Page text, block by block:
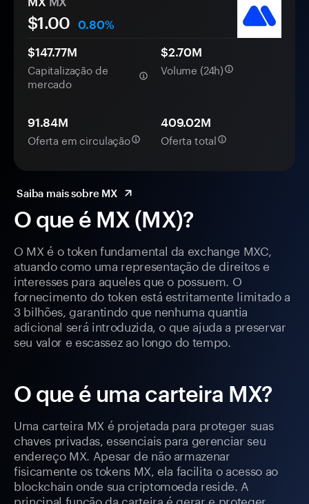
O que é MX (MX)?
O MX é o token fundamental da exchange MXC,
atuando como uma representação de direitos e
interesses para aqueles que o possuem. O
fornecimento do token está estritamente limitado a
3 bilhões, garantindo que nenhuma quantia
adicional será introduzida, o que ajuda a preservar
seu valor e escassez ao longo do tempo.
O que é uma carteira MX?
Uma carteira MX é projetada para proteger suas
chaves privadas, essenciais para gerenciar seu
endereço MX. Apesar de não armazenar
fisicamente os tokens MX, ela facilita o acesso ao
blockchain onde sua criptomoeda reside. A
principal função da carteira é gerar e proteger
$1.00
0.80%
$147.77M
Capitalização de
mercado
$2.70M
Volume (24h)
91.84M
Oferta em circulação
409.02M
Oferta total
Saiba mais sobre MX